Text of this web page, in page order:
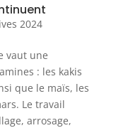
2024
vaut une
: les kakis
que le maïs, les
Le travail
arrosage,